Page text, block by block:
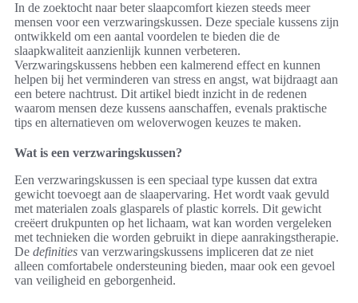
In de zoektocht naar beter slaapcomfort kiezen steeds meer
mensen voor een verzwaringskussen. Deze speciale kussens zijn
ontwikkeld om een aantal voordelen te bieden die de
slaapkwaliteit aanzienlijk kunnen verbeteren.
Verzwaringskussens hebben een kalmerend effect en kunnen
helpen bij het verminderen van stress en angst, wat bijdraagt aan
een betere nachtrust. Dit artikel biedt inzicht in de redenen
waarom mensen deze kussens aanschaffen, evenals praktische
tips en alternatieven om weloverwogen keuzes te maken.
Wat is een verzwaringskussen?
Een verzwaringskussen is een speciaal type kussen dat extra
gewicht toevoegt aan de slaapervaring. Het wordt vaak gevuld
met materialen zoals glasparels of plastic korrels. Dit gewicht
creëert drukpunten op het lichaam, wat kan worden vergeleken
met technieken die worden gebruikt in diepe aanrakingstherapie.
De definities van verzwaringskussens impliceren dat ze niet
alleen comfortabele ondersteuning bieden, maar ook een gevoel
van veiligheid en geborgenheid.